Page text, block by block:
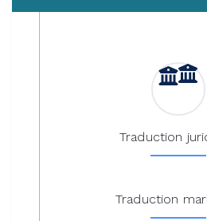
Traduction
Traduction